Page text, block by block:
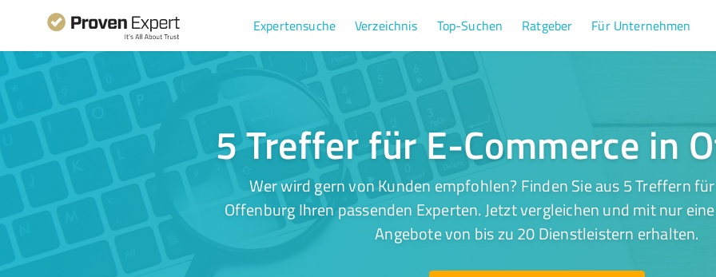
Expertensuche Verzeichnis Top-Suchen Ratgeber Für Unternehmen
5 Treffer für E-Commerce in
Wer wird gern von Kunden empfohlen? Finden Sie aus 5 Treffern
Offenburg Ihren passenden Experten. Jetzt vergleichen und mit nur
Angebote von bis zu 20 Dienstleistern erhalten.